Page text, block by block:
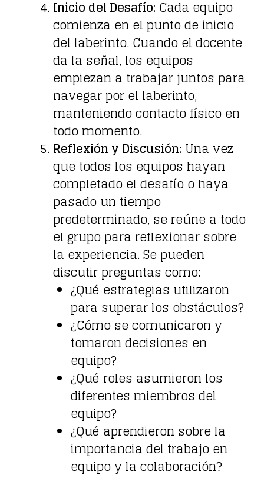
Inicio del Desafío: Cada equipo
comienza en el punto de inicio
del laberinto. Cuando el docente
da la señal, los equipos
empiezan a trabajar juntos para
navegar por el laberinto,
manteniendo contacto físico en
todo momento.
Reflexión y Discusión: Una vez
que todos los equipos hayan
completado el desafío o haya
pasado un tiempo
predeterminado, se reúne a todo
el grupo para reflexionar sobre
la experiencia. Se pueden
discutir preguntas como:
¿Qué estrategias utilizaron
para superar los obstáculos?
¿Cómo se comunicaron y
tomaron decisiones en
equipo?
¿Qué roles asumieron los
diferentes miembros del
equipo?
¿Qué aprendieron sobre la
importancia del trabajo en
equipo y la colaboración?